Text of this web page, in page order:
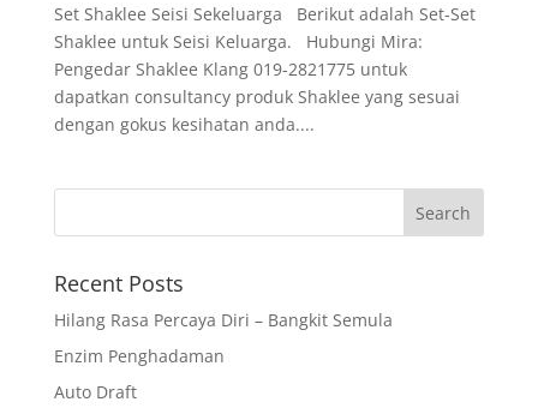
Set Shaklee Seisi Sekeluarga Berikut adalah Set-Set
Shaklee untuk Seisi Keluarga. Hubungi Mira:
Pengedar Shaklee Klang 019-2821775 untuk
dapatkan consultancy produk Shaklee yang sesuai
dengan gokus kesihatan anda....
Recent Posts
Hilang Rasa Percaya Diri – Bangkit Semula
Enzim Penghadaman
Auto Draft